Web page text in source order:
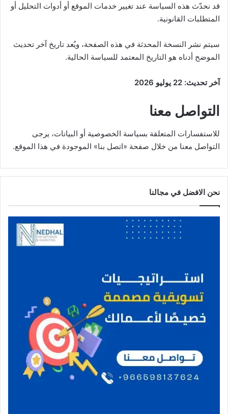
قد نحدّث هذه السياسة عند تغيير خدمات الموقع أو أدوات التحليل أو
المتطلبات القانونية.
سيتم نشر النسخة المحدثة في هذه الصفحة، ويُعد تاريخ آخر تحديث
الموضح أدناه هو التاريخ المعتمد للسياسة الحالية.
آخر تحديث: 22 يوليو 2026
التواصل معنا
للاستفسارات المتعلقة بسياسة الخصوصية أو البيانات، يرجى
التواصل معنا من خلال صفحة «اتصل بنا» الموجودة في هذا الموقع.
نحن الافضل في مجالنا